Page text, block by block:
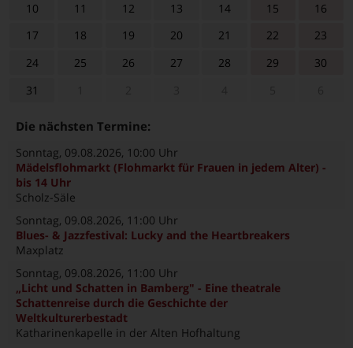
10 11 12 13 14 15
16
17
18 19 20 21 22
23
24
25 26 27 28 29
30
31
Die nächsten Termine:
Sonntag, 09.08.2026, 10:00 Uhr
Mädelsflohmarkt (Flohmarkt für Frauen in jedem Alter) -
bis 14 Uhr
Scholz-Säle
Sonntag, 09.08.2026, 11:00 Uhr
Blues- & Jazzfestival: Lucky and the Heartbreakers
Maxplatz
Sonntag, 09.08.2026, 11:00 Uhr
„Licht und Schatten in Bamberg" - Eine theatrale
Schattenreise durch die Geschichte der
Weltkulturerbestadt
Katharinenkapelle in der Alten Hofhaltung